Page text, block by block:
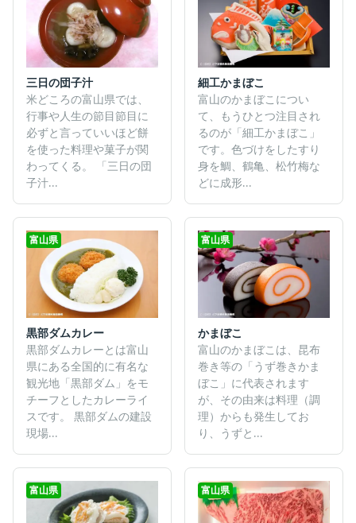
三日の団子汁
米どころの富山県では、
行事や人生の節目節目に
必ずと言っていいほど餅
を使った料理や菓子が関
わってくる。 「三日の団
子汁...
細工かまぼこ
富山のかまぼこについ
て、もうひとつ注目され
るのが「細工かまぼこ」
です。色づけをしたすり
身を鯛、鶴亀、松竹梅な
どに成形...
富山県
黒部ダムカレー
黒部ダムカレーとは富山
県にある全国的に有名な
観光地「黒部ダム」をモ
チーフとしたカレーライ
スです。 黒部ダムの建設
現場...
富山県
かまぼこ
富山のかまぼこは、昆布
巻き等の「うず巻きかま
ぼこ」に代表されます
が、その由来は料理（調
理）からも発生してお
り、うずと...
富山県 富山県